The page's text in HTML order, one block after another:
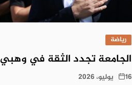
رياضة
الجامعة تجدد الثقة في وهبي
16 يوليو، 2026